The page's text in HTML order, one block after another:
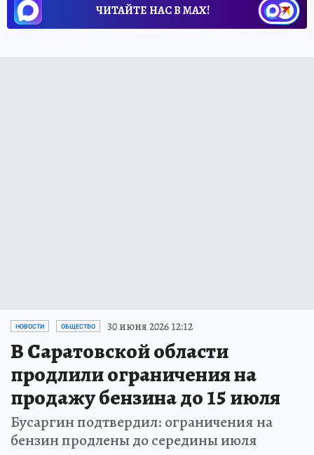
ЧИТАЙТЕ НАС В МАХ!
НОВОСТИ ОБЩЕСТВО 30 июня 2026 12:12
В Саратовской области
продлили ограничения на
продажу бензина до 15 июля
Бусаргин подтвердил: ограничения на
бензин продлены до середины июля